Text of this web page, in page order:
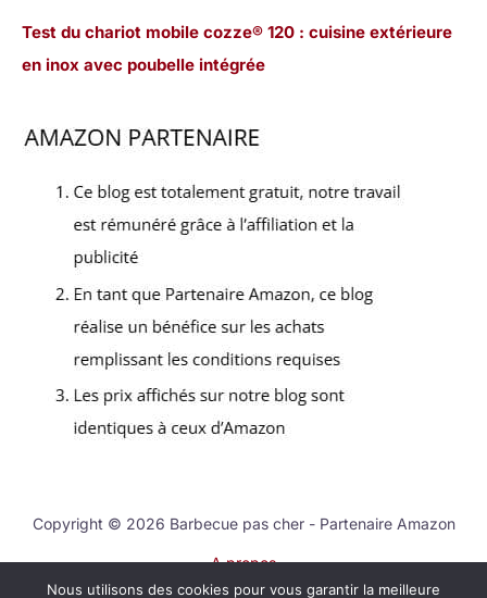
Test du chariot mobile cozze® 120 : cuisine extérieure
en inox avec poubelle intégrée
Copyright © 2026 Barbecue pas cher - Partenaire Amazon
A propos
Contact
Nous utilisons des cookies pour vous garantir la meilleure